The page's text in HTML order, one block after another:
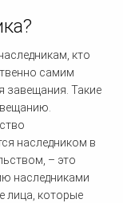
кто
самим
завещания. Такие
наследником в
– это
наследниками
лица, которые